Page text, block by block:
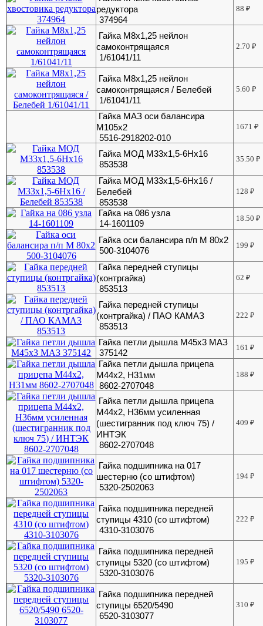
редуктора
374964
88₽
Гайка М8х1,25 нейлон
самоконтрящаяся
1/61041/11
2.70₽
Гайка М8х1,25 нейлон
самоконтрящаяся / Белебей
1/61041/11
5.60₽
Гайка МАЗ оси балансира
М105х2
5516-2918202-010
1671₽
Гайка МОД М33х1,5-6Нх16
853538
35.50₽
Гайка МОД М33х1,5-6Нх16 /
Белебей
853538
128₽
Гайка на 086 узла
14-1601109
18.50₽
Гайка оси балансира п/п М 80х2
500-3104076
199₽
Гайка передней ступицы
(контргайка)
853513
62₽
Гайка передней ступицы
(контргайка) / ПАО КАМАЗ
853513
222₽
Гайка петли дышла М45х3 МАЗ
375142
161₽
Гайка петли дышла прицепа
М44х2, H31мм
8602-2707048
188₽
Гайка петли дышла прицепа
М44х2, H36мм усиленная
(шестигранник под ключ 75) /
ИНТЭК
8602-2707048
409₽
Гайка подшипника на 017
шестерню (со штифтом)
5320-2502063
194₽
Гайка подшипника передней
ступицы 4310 (со штифтом)
4310-3103076
222₽
Гайка подшипника передней
ступицы 5320 (со штифтом)
5320-3103076
195₽
Гайка подшипника передней
ступицы 6520/5490
6520-3103077
310₽